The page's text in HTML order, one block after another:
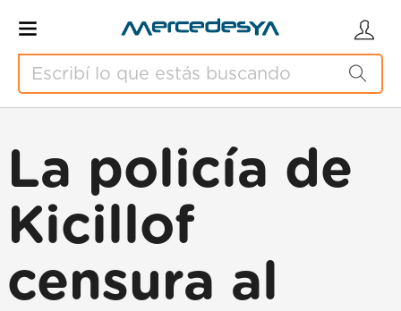
La policía de
Kicillof
censura al